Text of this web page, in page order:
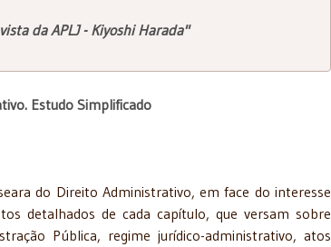
da APLJ - Kiyoshi Harada"
Estudo Simplificado
do Direito Administrativo, em face do interesse
detalhados de cada capítulo, que versam sobre
Pública, regime jurídico-administrativo, atos